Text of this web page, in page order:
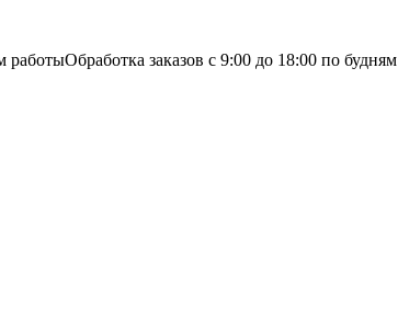
работыОбработка заказов с 9:00 до 18:00 по будням